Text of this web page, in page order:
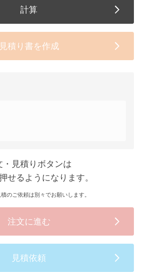
計算
見積り書を作成
・見積りボタンは
せるようになります。
のご依頼は別々でお願いします。
注文に進む
見積依頼